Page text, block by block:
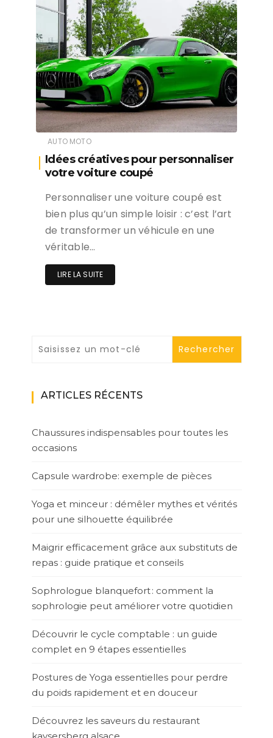
AUTO MOTO
Idées créatives pour personnaliser
votre voiture coupé
Personnaliser une voiture coupé est
bien plus qu’un simple loisir : c’est l’art
de transformer un véhicule en une
véritable…
LIRE LA SUITE
ARTICLES RÉCENTS
Chaussures indispensables pour toutes les
occasions
Capsule wardrobe: exemple de pièces
Yoga et minceur : démêler mythes et vérités
pour une silhouette équilibrée
Maigrir efficacement grâce aux substituts de
repas : guide pratique et conseils
Sophrologue blanquefort : comment la
sophrologie peut améliorer votre quotidien
Découvrir le cycle comptable : un guide
complet en 9 étapes essentielles
Postures de Yoga essentielles pour perdre
du poids rapidement et en douceur
Découvrez les saveurs du restaurant